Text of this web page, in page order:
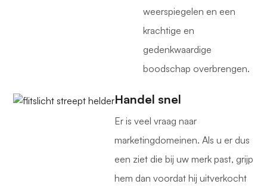
weerspiegelen en een
krachtige en
gedenkwaardige
boodschap overbrengen.
Handel snel
Er is veel vraag naar
marketingdomeinen. Als u er dus
een ziet die bij uw merk past, grijp
hem dan voordat hij uitverkocht